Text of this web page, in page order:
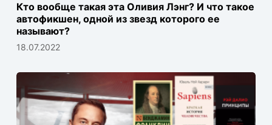
Кто вообще такая эта Оливия Лэнг? И что такое
автофикшен, одной из звезд которого ее
называют?
18.07.2022